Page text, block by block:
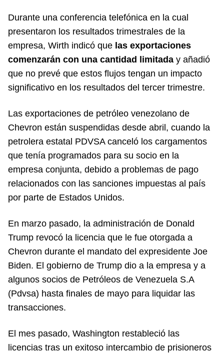
Durante una conferencia telefónica en la cual
presentaron los resultados trimestrales de la
empresa, Wirth indicó que las exportaciones
comenzarán con una cantidad limitada y añadió
que no prevé que estos flujos tengan un impacto
significativo en los resultados del tercer trimestre.
Las exportaciones de petróleo venezolano de
Chevron están suspendidas desde abril, cuando la
petrolera estatal PDVSA canceló los cargamentos
que tenía programados para su socio en la
empresa conjunta, debido a problemas de pago
relacionados con las sanciones impuestas al país
por parte de Estados Unidos.
En marzo pasado, la administración de Donald
Trump revocó la licencia que le fue otorgada a
Chevron durante el mandato del expresidente Joe
Biden. El gobierno de Trump dio a la empresa y a
algunos socios de Petróleos de Venezuela S.A
(Pdvsa) hasta finales de mayo para liquidar las
transacciones.
El mes pasado, Washington restableció las
licencias tras un exitoso intercambio de prisioneros